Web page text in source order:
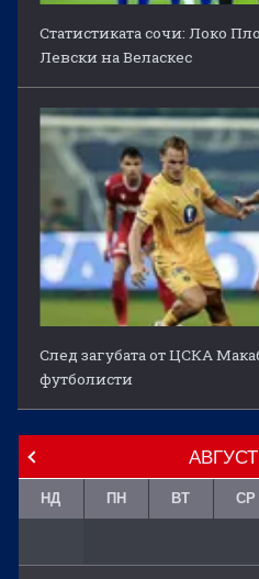
Статистиката сочи: Локо
Левски на Веласкес
След загубата от ЦСКА
футболисти
АВГУСТ
НД ПН ВТ СР